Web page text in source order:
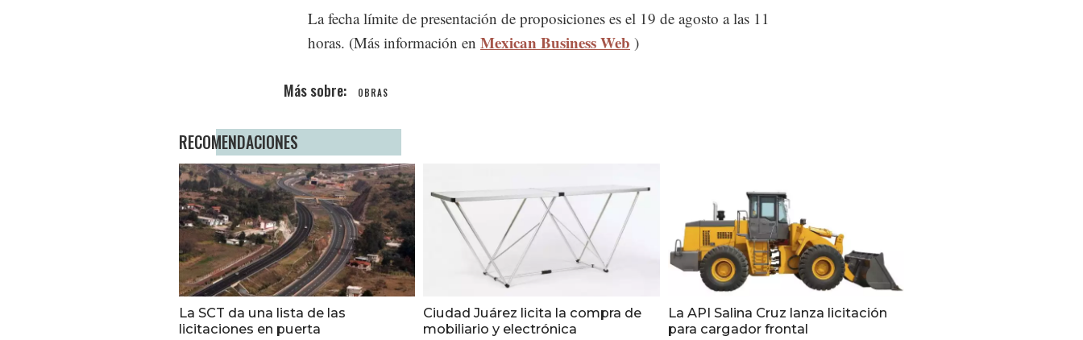
La fecha límite de presentación de proposiciones es el 19 de agosto a las 11
horas. (Más información en Mexican Business Web )
OBRAS
RECOMENDACIONES
La SCT da una lista de las
licitaciones en puerta
Ciudad Juárez licita la compra de
mobiliario y electrónica
La API Salina Cruz lanza licitación
para cargador frontal